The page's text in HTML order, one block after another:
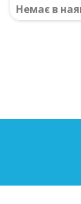
Немає в